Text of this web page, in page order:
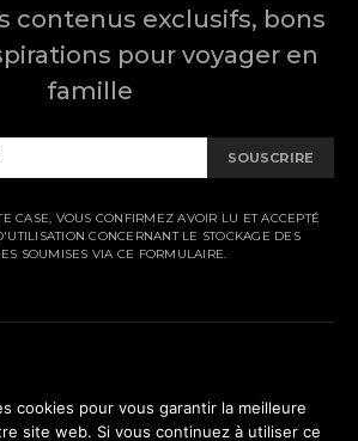
contenus exclusifs, bons
pour voyager en
famille
SOUSCRIRE
CASE, VOUS CONFIRMEZ AVOIR LU ET ACCEPTÉ
CONCERNANT LE STOCKAGE DES
SOUMISES VIA CE FORMULAIRE.
CONFIDENTIALITÉ
cookies pour vous garantir la meilleure
site web. Si vous continuez à utiliser ce